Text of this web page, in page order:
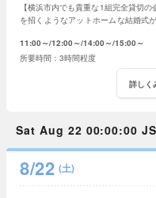
【横浜市内でも貴重な1組完全貸切
を招くようなアットホームな結婚式
11:00～ 12:00～ 14:00～ 15:00～
3時間程度
詳しく
Sat Aug 22 00:00:00
8/22 (土)